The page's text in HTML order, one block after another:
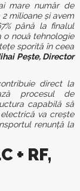
mare număr de
milioane și avem
până la finalul
o nouă tehnologie
sporită în ceea
Pește, Director
direct la
procesul de
capabilă să
va crește
renunță la
+ RF,